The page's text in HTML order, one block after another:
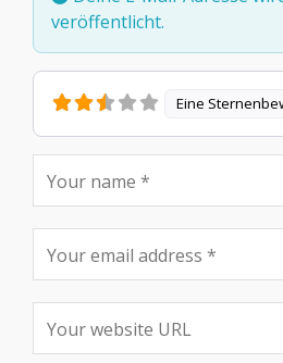
veröffentlicht.
Eine